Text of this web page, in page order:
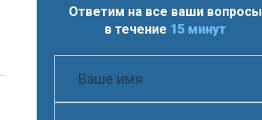
Ответим на все ваши вопросы
в течение 15 минут